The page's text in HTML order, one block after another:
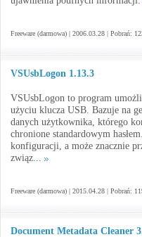
Freeware (darmowa) | 2006.03.28 | Pobrań:
VSUsbLogon 1.13.3
VSUsbLogon to program
użyciu klucza USB. Bazuje na
danych użytkownika, którego
chronione standardowym
konfiguracji, a może znacznie
związ...
Freeware (darmowa) | 2015.04.28 | Pobrań:
Document Metadata Cleaner